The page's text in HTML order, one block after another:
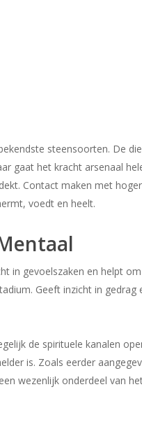
steensoorten. De
gaat het kracht arsenaal
Contact maken met
voedt en heelt.
in gevoelszaken en helpt
Geeft inzicht in
de spirituele kanalen
is. Zoals eerder
wezenlijk onderdeel van